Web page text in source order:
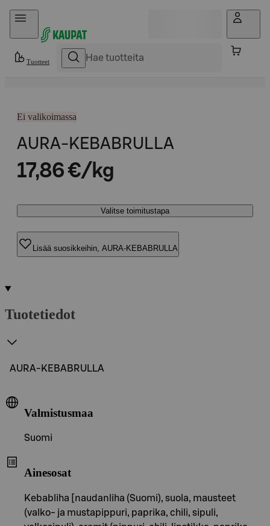
Hyppää sisältöön
Tuotteet
Ei valikoimassa
AURA-KEBABRULLA
17,86 €/kg
Valitse toimitustapa
Lisää suosikkeihin, AURA-KEBABRULLA
Tuotetiedot
AURA-KEBABRULLA
Valmistusmaa
Suomi
Ainesosat
Kebabliha [naudanliha (Suomi), suola, mausteet
(valko- ja mustapippuri, paprika, chili, sipuli,